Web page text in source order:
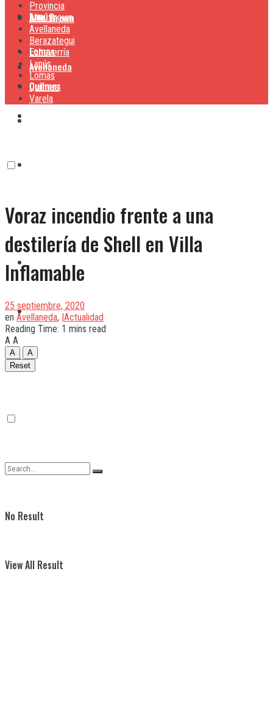
Lanús
Lomas
Quilmes
Alte. Brown
Avellaneda
Lanús
Quilmes
Varela
No Result
View All Result
Provincia
Alte. Brown
Avellaneda
Berazategui
Echeverría
Lanús
Lomas
Quilmes
Varela
Voraz incendio frente a una
destilería de Shell en Villa
Inflamable
25 septiembre, 2020
en Avellaneda, |Actualidad
Reading Time: 1 mins read
A A
A
A
Reset